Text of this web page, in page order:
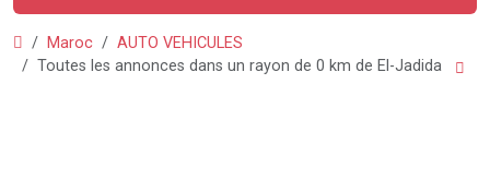
Maroc
AUTO VEHICULES
Toutes les annonces dans un rayon de 0 km de El-Jadida